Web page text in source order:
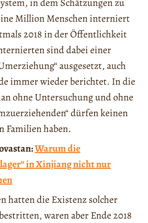
in dem Schätzungen zu
Million Menschen interniert
2018 in der Öffentlichkeit
sind dabei einer
ausgesetzt, auch
immer wieder berichtet. In die
ohne Untersuchung und ohne
dürfen keinen
Familien haben.
Warum die
in Xinjiang nicht nur
hatten die Existenz solcher
waren aber Ende 2018